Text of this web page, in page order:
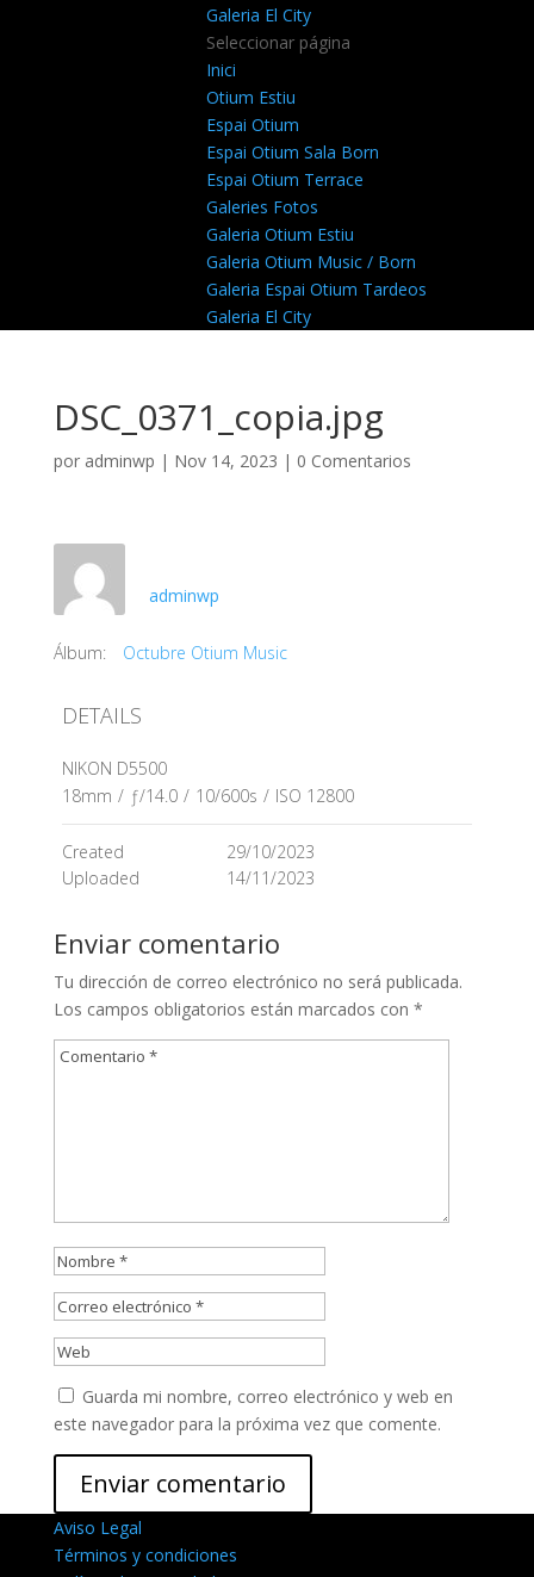
Galeria El City
Seleccionar página
Inici
Otium Estiu
Espai Otium
Espai Otium Sala Born
Espai Otium Terrace
Galeries Fotos
Galeria Otium Estiu
Galeria Otium Music / Born
Galeria Espai Otium Tardeos
Galeria El City
DSC_0371_copia.jpg
por adminwp | Nov 14, 2023 | 0 Comentarios
adminwp
Álbum: Octubre Otium Music
DETAILS
NIKON D5500
18mm / ƒ/14.0 / 10/600s / ISO 12800
Created
29/10/2023
Uploaded
14/11/2023
Enviar comentario
Tu dirección de correo electrónico no será publicada.
Los campos obligatorios están marcados con *
Guarda mi nombre, correo electrónico y web en
este navegador para la próxima vez que comente.
Aviso Legal
Términos y condiciones